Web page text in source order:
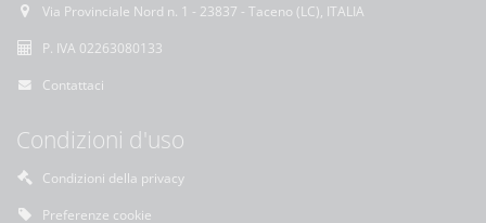
Via Provinciale Nord n. 1 - 23837 - Taceno (LC), ITALIA
P. IVA 02263080133
Contattaci
Condizioni d'uso
Condizioni della privacy
Preferenze cookie